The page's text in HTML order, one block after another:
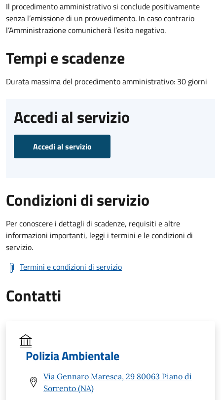
Il procedimento amministrativo si conclude positivamente
senza l’emissione di un provvedimento. In caso contrario
l’Amministrazione comunicherà l’esito negativo.
Tempi e scadenze
Durata massima del procedimento amministrativo: 30 giorni
Accedi al servizio
Accedi al servizio
Condizioni di servizio
Per conoscere i dettagli di scadenze, requisiti e altre
informazioni importanti, leggi i termini e le condizioni di
servizio.
Termini e condizioni di servizio
Contatti
Polizia Ambientale
Via Gennaro Maresca, 29 80063 Piano di
Sorrento (NA)